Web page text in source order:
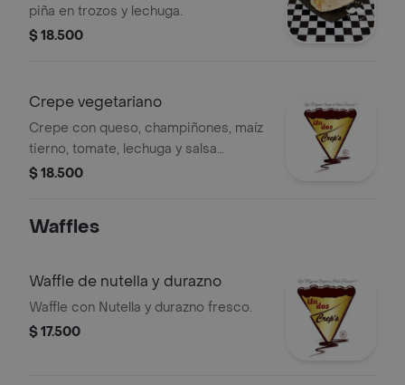
piña en trozos y lechuga.
$ 18.500
Crepe vegetariano
Crepe con queso, champiñones, maíz
tierno, tomate, lechuga y salsa
gourmet.
$ 18.500
Waffles
Waffle de nutella y durazno
Waffle con Nutella y durazno fresco.
$ 17.500